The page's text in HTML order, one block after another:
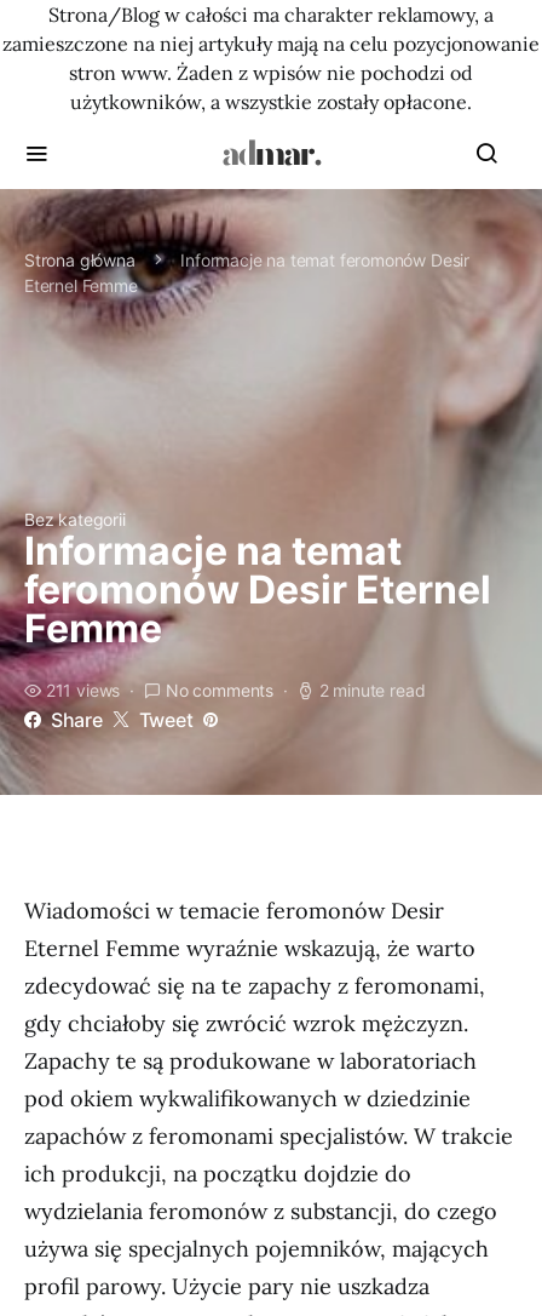
Strona/Blog w całości ma charakter reklamowy, a
zamieszczone na niej artykuły mają na celu pozycjonowanie
stron www. Żaden z wpisów nie pochodzi od
użytkowników, a wszystkie zostały opłacone.
Strona główna
Informacje na temat feromonów Desir
Eternel Femme
Bez kategorii
Informacje na temat
feromonów Desir Eternel
Femme
211 views No comments 2 minute read
Share Tweet
Wiadomości w temacie feromonów Desir
Eternel Femme wyraźnie wskazują, że warto
zdecydować się na te zapachy z feromonami,
gdy chciałoby się zwrócić wzrok mężczyzn.
Zapachy te są produkowane w laboratoriach
pod okiem wykwalifikowanych w dziedzinie
zapachów z feromonami specjalistów. W trakcie
ich produkcji, na początku dojdzie do
wydzielania feromonów z substancji, do czego
używa się specjalnych pojemników, mających
profil parowy. Użycie pary nie uszkadza